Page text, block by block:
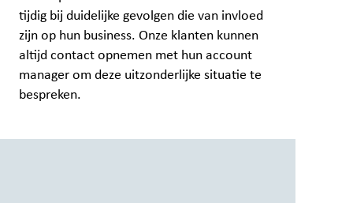
tijdig bij duidelijke gevolgen die van invloed
zijn op hun business. Onze klanten kunnen
altijd contact opnemen met hun account
manager om deze uitzonderlijke situatie te
bespreken.